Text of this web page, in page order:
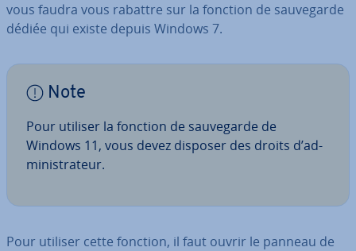
vous faudra vous rabattre sur la fonction de sau­ve­garde
dédiée qui existe depuis Windows 7.
Note
Pour utiliser la fonction de sau­ve­garde de
Windows 11, vous devez disposer des droits d’ad­
mi­nis­tra­teur.
Pour utiliser cette fonction, il faut ouvrir le panneau de